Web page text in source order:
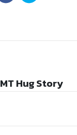
Hug Story